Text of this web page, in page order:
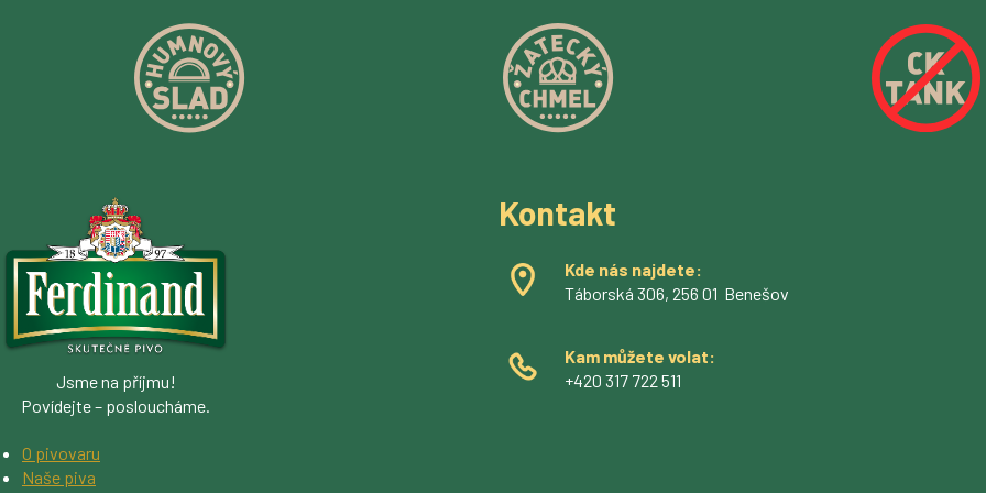
O pivovaru
Naše piva
Jsme na příjmu!
Povídejte – posloucháme.
Kontakt
Kde nás najdete:
Táborská 306, 256 01 Benešov
Kam můžete volat:
+420 317 722 511